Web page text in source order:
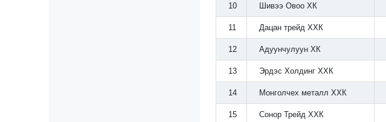
10 Шивээ Овоо ХК
11 Дацан трейд ХХК
12 Адуунчулуун ХК
13 Эрдэс Холдинг ХХК
14 Монголчех металл ХХК
15 Сонор Трейд ХХК